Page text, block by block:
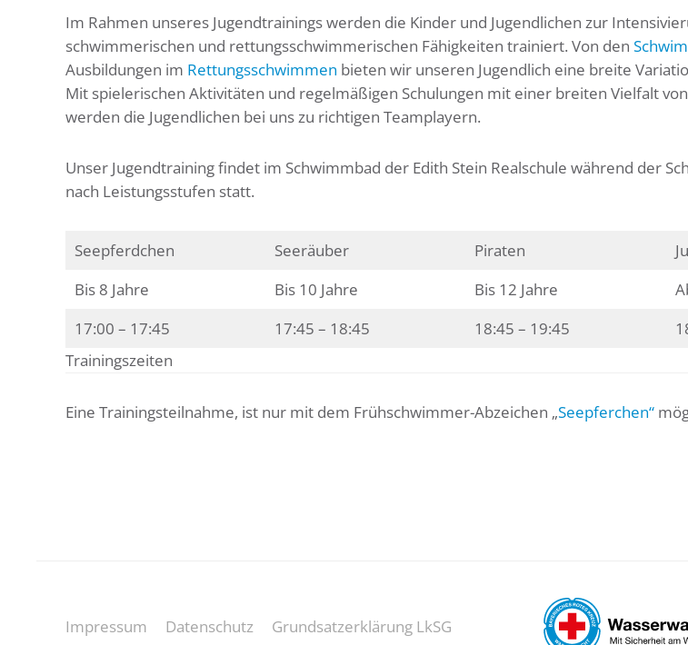
Im Rahmen unseres Jugendtrainings werden die Kinder und Jugendlichen zur
schwimmerischen und rettungsschwimmerischen Fähigkeiten trainiert. Von den
Ausbildungen im Rettungsschwimmen bieten wir unseren Jugendlich eine breite
Mit spielerischen Aktivitäten und regelmäßigen Schulungen mit einer breiten Vielfalt
werden die Jugendlichen bei uns zu richtigen Teamplayern.
Unser Jugendtraining findet im Schwimmbad der Edith Stein Realschule während der
nach Leistungsstufen statt.
Seepferdchen Seeräuber Piraten
Bis 8 Jahre
Bis 10 Jahre Bis 12 Jahre
17:00 – 17:45
17:45 – 18:45 18:45 – 19:45
Trainingszeiten
Eine Trainingsteilnahme, ist nur mit dem Frühschwimmer-Abzeichen „Seepferchen“
Impressum Datenschutz Grundsatzerklärung LkSG